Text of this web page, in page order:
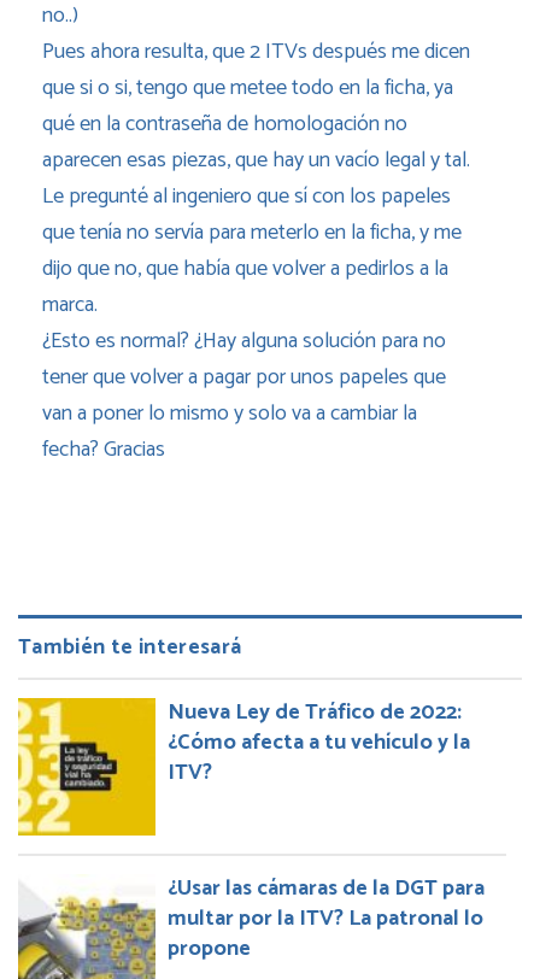
no..)
Pues ahora resulta, que 2 ITVs después me dicen
que si o si, tengo que metee todo en la ficha, ya
qué en la contraseña de homologación no
aparecen esas piezas, que hay un vacío legal y tal.
Le pregunté al ingeniero que sí con los papeles
que tenía no servía para meterlo en la ficha, y me
dijo que no, que había que volver a pedirlos a la
marca.
¿Esto es normal? ¿Hay alguna solución para no
tener que volver a pagar por unos papeles que
van a poner lo mismo y solo va a cambiar la
fecha? Gracias
También te interesará
Nueva Ley de Tráfico de 2022:
¿Cómo afecta a tu vehículo y la
ITV?
¿Usar las cámaras de la DGT para
multar por la ITV? La patronal lo
propone